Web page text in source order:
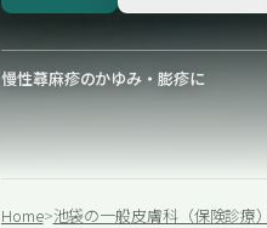
慢性蕁麻疹のかゆみ・膨疹に
Home>池袋の一般皮膚科（保険診療）